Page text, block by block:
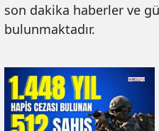
son dakika haberler ve
bulunmaktadır.